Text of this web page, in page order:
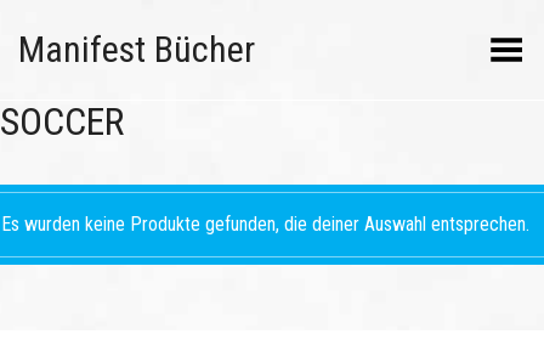
Manifest Bücher Menü umschalten
SOCCER
Es wurden keine Produkte gefunden, die deiner Auswahl entsprechen.